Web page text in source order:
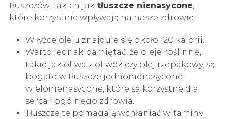
tłuszczów, takich jaktłuszcze nienasycone,
które korzystnie wpływają na nasze zdrowie.
W łyżce oleju znajduje się około 120 kalorii.
Warto jednak pamiętać, że oleje roślinne,
takie jak oliwa z oliwek czy olej rzepakowy, są
bogate w tłuszcze jednonienasycone i
wielonienasycone, które są korzystne dla
serca i ogólnego zdrowia.
Tłuszcze te pomagają wchłaniać witaminy